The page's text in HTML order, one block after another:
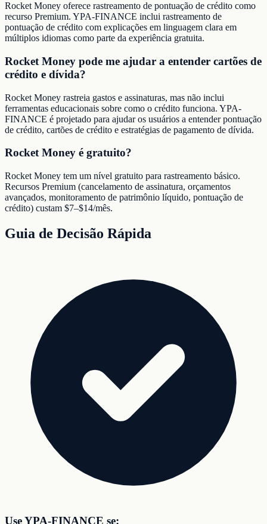
Rocket Money oferece rastreamento de pontuação de crédito como
recurso Premium. YPA-FINANCE inclui rastreamento de
pontuação de crédito com explicações em linguagem clara em
múltiplos idiomas como parte da experiência gratuita.
Rocket Money pode me ajudar a entender cartões de
crédito e dívida?
Rocket Money rastreia gastos e assinaturas, mas não inclui
ferramentas educacionais sobre como o crédito funciona. YPA-
FINANCE é projetado para ajudar os usuários a entender pontuação
de crédito, cartões de crédito e estratégias de pagamento de dívida.
Rocket Money é gratuito?
Rocket Money tem um nível gratuito para rastreamento básico.
Recursos Premium (cancelamento de assinatura, orçamentos
avançados, monitoramento de patrimônio líquido, pontuação de
crédito) custam $7–$14/mês.
Guia de Decisão Rápida
Use YPA-FINANCE se: